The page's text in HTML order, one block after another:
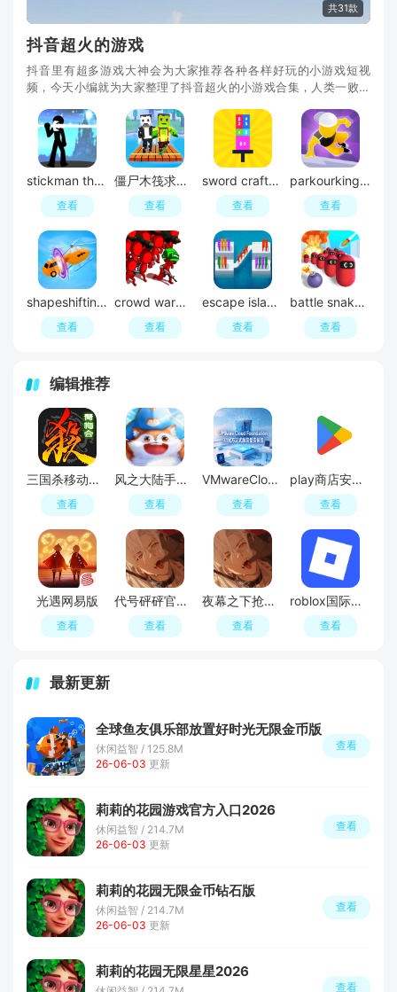
共31款
抖音超火的游戏
抖音里有超多游戏大神会为大家推荐各种各样好玩的小游戏短视
频，今天小编就为大家整理了抖音超火的小游戏合集，人类一败涂
stickman the flash新版手机版(闪现火柴人新版)
查看
僵尸木筏求生手机最新版
查看
sword craft游戏金币破解版
查看
parkourking跑酷之王游戏免费版
查看
shapeshifting变形奔跑无广告版
查看
crowd war人群战争游戏破解版
查看
escape island(逃离岛屿游戏手机版)
查看
battle snake(战蛇小队手机版)
查看
编辑推荐
三国杀移动版官方正版
查看
风之大陆手游官方正版
查看
VMwareCloudFoundation9.1完整安装包
查看
play商店安卓版(GooglePlay商店)
查看
光遇网易版
查看
代号砰砰官方正版(夜幕之下)
查看
夜幕之下抢先体验服
查看
roblox国际服官方正版
查看
最新更新
全球鱼友俱乐部放置好时光无限金币版
休闲益智 / 125.8M
26-06-03 更新
查看
莉莉的花园游戏官方入口2026
休闲益智 / 214.7M
26-06-03 更新
查看
莉莉的花园无限金币钻石版
休闲益智 / 214.7M
26-06-03 更新
查看
莉莉的花园无限星星2026
查看